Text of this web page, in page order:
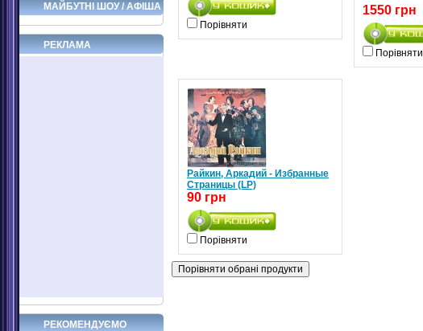
МАЙБУТНІ ШОУ / АФІША
РЕКЛАМА
РЕКОМЕНДУЄМО
Порівняти
1550 грн
Порівняти
Райкин, Аркадий - Избранные
Страницы (LP)
90 грн
Порівняти